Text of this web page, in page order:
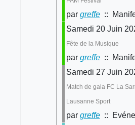
par greffe::
Samedi 20 Juin
Fête de la Musique
par greffe::
Samedi 27 Juin
Match de gala FC La
Lausanne Sport
par greffe::